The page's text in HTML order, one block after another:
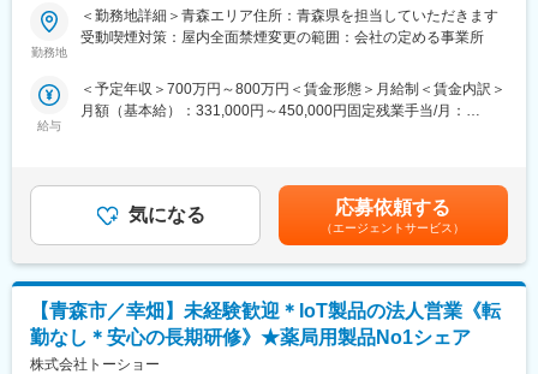
【中途入社者アンケート】
■入社を決めた理由
（2）安定性・信頼性
（3）面接官・人
（3）様々な業界の普段会えない役職者に会える
https://www.youtube.com/watch?v=Ge4KiEjNYaM
■採用サイト内動画ページ
https://trim-saiyo.jp/movie/
変更の範囲：会社の定める業務
重度障害のある方や高齢者の方等に医療的ケアサービスを行う訪
ジャー候補を募集します。
★下記インタビューをぜひご覧ください！
・部門の運営、売上管理
・営業活動
・サービス提供管理・保守
・ご利用者様やご家族へのヒアリング、サービス設計・立上げ
・ケアマネージャーや医療機関、福祉事業所、行政等との調整
・スタッフの採用・指導・育成
・各種プロジェクトへの参加
※担当エリアは選考時の希望を考慮の上、決定します。
勤務地
＜勤務地詳細＞青森エリア住所：青森県を担当していただきます
受動喫煙対策：屋内全面禁煙変更の範囲：会社の定める事業所
給与
＜予定年収＞700万円～800万円＜賃金形態＞月給制＜賃金内訳＞
月額（基本給）：331,000円～450,000円固定残業手当/月：
有■賞与：年2回※前職給与を考慮※経験・スキル・スタートポジシ
ョンにおいて異なる※評価により昇格・昇給あり※エリアにより地
域加算手当分が異なる※時間外手当は別途全額支給賃金はあくまで
も目安の金額であり、選考を通じて上下する可能性があります。
月給(月額)は固定手当を含めた表記です。
気になる 応募依頼する
（エージェントサービス）
【青森市／幸畑】未経験歓迎＊IoT製品の法人営業《転
勤なし＊安心の長期研修》★薬局用製品No1シェア
株式会社トーショー